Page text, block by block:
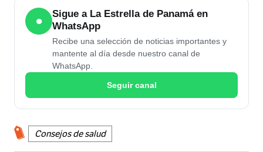
●
Sigue a La Estrella de Panamá en
WhatsApp
Recibe una selección de noticias importantes y
mantente al día desde nuestro canal de
WhatsApp.
Seguir canal
Consejos de salud